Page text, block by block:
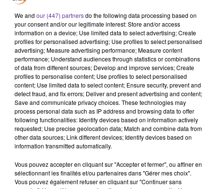
RADIO ORIENT SPORT
13 décembre 2019 - 7 min 6 sec
RADIO ORIENT SPORT:CONSACRÉ TOUS LES
AU MAROC , ALGÉRIE ET TU
We and our (447) partnersdo the following data processing based on
your consent and/or our legitimate interest: Store and/or access
information on a device; Use limited data to select advertising; Create
profiles for personalised advertising; Use profiles to select personalised
advertising; Measure advertising performance; Measure content
performance; Understand audiences through statistics or combinations
of data from different sources; Develop and improve services; Create
profiles to personalise content; Use profiles to select personalised
content; Use limited data to select content; Ensure security, prevent and
detect fraud, and fix errors; Deliver and present advertising and content;
Save and communicate privacy choices. These technologies may
process personal data such as IP address and browsing data to offer
following functionalities: Identify devices based on information actively
requested; Use precise geolocation data; Match and combine data from
other data sources; Link different devices; Identify devices based on
information transmitted automatically.
Vous pouvez accepter en cliquant sur "Accepter et fermer", ou affiner en
sélectionnant les finalités et/ou partenaires dans "Gérer mes choix".
Vous pouvez également refuser en cliquant sur "Continuer sans